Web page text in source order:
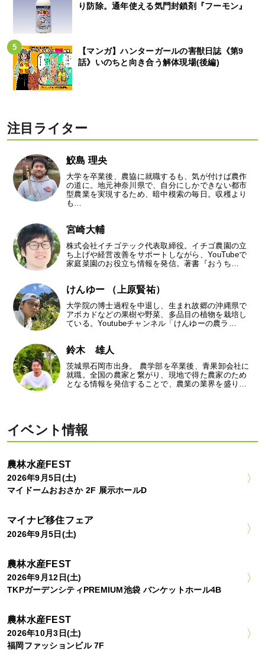
り防除。通年使える気門封鎖剤『フーモン』
【マンガ】ハンターガールの害獣日誌《第9
話》いのちと向き合う解体現場(後編)
注目ライター
鮫島 理央
大学を卒業後、農協に就職するも、気が付けば農作
の道に。地元神奈川県で、自分にしかできない都市
型農業を実現するため、暗中模索の毎日。収穫より
も…
宮崎大輔
株式会社イチゴテック代表取締役。イチゴ農園の立
ち上げや経営改善をサポートしながら、YouTubeで
家庭菜園のお役立ち情報を発信。著書『おうち…
けんゆー （上原賢祐）
大学院の博士過程を中退し、生まれ故郷の沖縄県で
アボカドなどの果樹や野菜、多品目の植物を栽培し
ている。Youtubeチャンネル「けんゆーの農ラ…
鈴木 雄人
茨城県石岡市出身。 農学部を卒業後、青果卸会社に
就職。全国の農家と繋がり、現地で得た農家のため
となる情報を発信することで、農業の業界を盛り…
イベント情報
農林水産FEST
2026年9月5日(土)
マイドームおおさか 2F 展示ホールD
マイナビ移住フェア
2026年9月5日(土)
農林水産FEST
2026年9月12日(土)
TKPガーデンシティPREMIUM池袋 バンケットホール4B
農林水産FEST
2026年10月3日(土)
福岡ファッションビル 7F